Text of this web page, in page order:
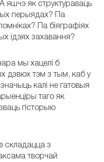
яшчэ як структураваць
перыядах? Па
Па біяграфіях
ідэях захавання?
мы хацелі б
дзвюх тэм з тым, каб у
калі не гатовыя
таго як
гісторыю
складацца з
творчай